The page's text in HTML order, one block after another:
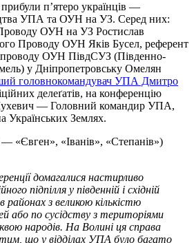
п’ятеро українців —
УПА та ОУН на УЗ. Серед них:
ОУН на УЗ Ростислав
Проводу ОУН Яків Бусел, референт
проводу ОУН ПівдСУЗ (Південно-
у Дніпропетровську Омелян
головнокомандувач УПА Дмитро
делеґатів, на конференцію
— Головний командир УПА,
Землях.
«Євген», «Іванів», «Степанів»)
домагалися настирливо
підпілля у південній і східній
районах з великою кількістю
або по сусідству з територіями
народів. На Волині ця справа
що у відділах УПА було багато